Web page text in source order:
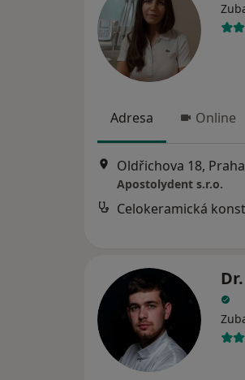
Adresa Online
Oldřichova 18, Praha
Apostolydent s.r.o.